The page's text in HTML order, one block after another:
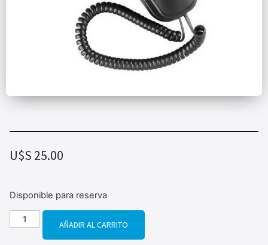
U$S 25.00
Disponible para reserva
AÑADIR AL CARRITO